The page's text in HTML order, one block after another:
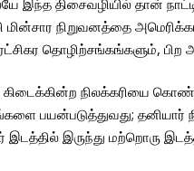
இந்த திசைவழியில் தான்
நிறுவனத்தை
தொழிற்சங்கங்களும், பிற
நிலக்கரியை
பயன்படுத்துவது; தனியார்
இடத்தில் இருந்து